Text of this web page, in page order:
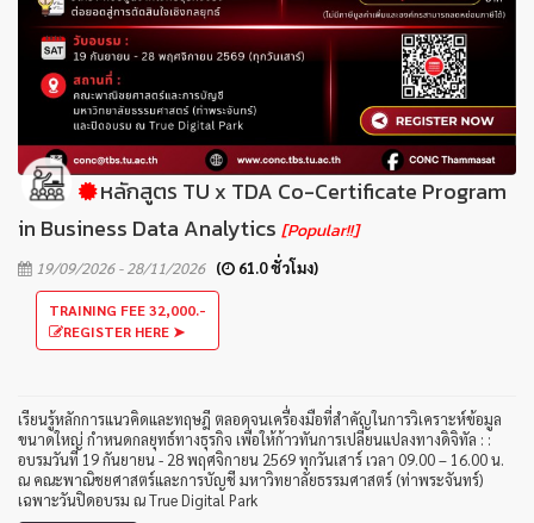
หลักสูตร TU x TDA Co-Certificate Program
in Business Data Analytics [Popular!!]
19/09/2026 - 28/11/2026 ( 61.0 ชั่วโมง)
TRAINING FEE 32,000.-
REGISTER HERE ➤
เรียนรู้หลักการแนวคิดและทฤษฎี ตลอดจนเครื่องมือที่สำคัญในการวิเคราะห์ข้อมูล
ขนาดใหญ่ กำหนดกลยุทธ์ทางธุรกิจ เพื่อให้ก้าวทันการเปลี่ยนแปลงทางดิจิทัล : :
อบรมวันที่ 19 กันยายน - 28 พฤศจิกายน 2569 ทุกวันเสาร์ เวลา 09.00 – 16.00 น.
ณ คณะพาณิชยศาสตร์และการบัญชี มหาวิทยาลัยธรรมศาสตร์ (ท่าพระจันทร์)
เฉพาะวันปิดอบรม ณ True Digital Park